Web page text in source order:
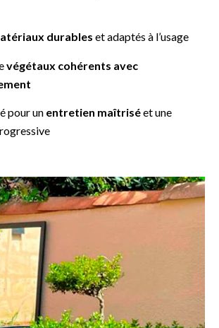
durables et adaptés à l’usage
végétaux cohérents avec
pour un entretien maîtriséet une